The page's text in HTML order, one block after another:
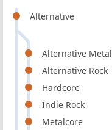
Alternative
Alternative Metal
Alternative Rock
Hardcore
Indie Rock
Metalcore